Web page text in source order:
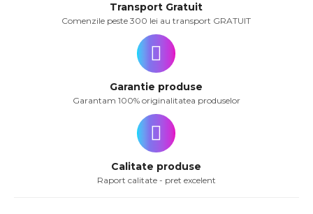
Transport Gratuit
Comenzile peste 300 lei au transport GRATUIT
Garantie produse
Garantam 100% originalitatea produselor
Calitate produse
Raport calitate - pret excelent